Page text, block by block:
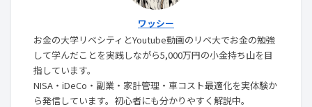
ワッシー
お金の大学リベシティとYoutube動画のリベ大でお金の勉強
して学んだことを実践しながら5,000万円の小金持ち山を目
指しています。
NISA・iDeCo・副業・家計管理・車コスト最適化を実体験か
ら発信しています。初心者にも分かりやすく解説中。